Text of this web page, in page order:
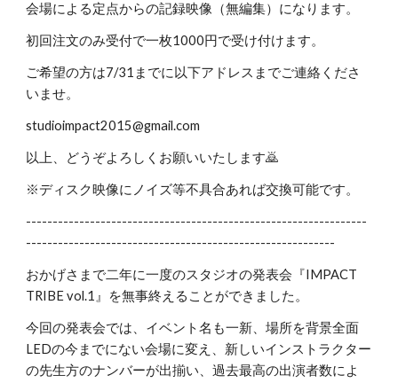
会場による定点からの記録映像（無編集）になります。
初回注文のみ受付で一枚1000円で受け付けます。
ご希望の方は7/31までに以下アドレスまでご連絡くださ
いませ。
studioimpact2015@gmail.com
以上、どうぞよろしくお願いいたします🙇
※ディスク映像にノイズ等不具合あれば交換可能です。
----------------------------------------------------------------
----------------------------------------------------------
おかげさまで二年に一度のスタジオの発表会『IMPACT
TRIBE vol.1』を無事終えることができました。
今回の発表会では、イベント名も一新、場所を背景全面
LEDの今までにない会場に変え、新しいインストラクター
の先生方のナンバーが出揃い、過去最高の出演者数によ